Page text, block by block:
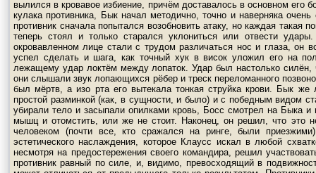
вылился в кровавое избиение, причём доставалось в основном его
кулака противника, Бык начал методично, точно и наверняка
противник сначала попытался возобновить атаку, но каждая такая
теперь стоял и только старался уклониться или отвести
окровавленном лице стали с трудом различаться нос и глаза, он
успел сделать и шага, как точный хук в висок уложил его на
лежащему удар локтём между лопаток. Удар был настолько
они слышали звук лопающихся рёбер и треск переломанного
был мёртв, а изо рта его вытекала тонкая струйка крови. Бык
простой разминкой (как, в сущности, и было) и с победным видом
убирали тело и засыпали опилками кровь, Босс смотрел на Быка
мышц и отомстить, или же не стоит. Наконец, он решил, что это
человеком (почти все, кто сражался на ринге, были
эстетического наслаждения, которое Клаусс искал в любой
несмотря на предостережения своего командира, решил
противник равный по силе, и, видимо, превосходящий в